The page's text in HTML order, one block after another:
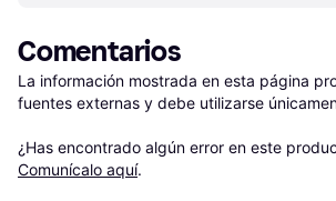
Comentarios
La información mostrada en esta página
fuentes externas y debe utilizarse
¿Has encontrado algún error en este
Comunícalo aquí.